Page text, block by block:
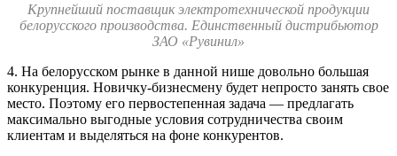
Крупнейший поставщик электротехнической продукции
белорусского производства. Единственный дистрибьютор
ЗАО «Рувинил»
4. На белорусском рынке в данной нише довольно большая
конкуренция. Новичку-бизнесмену будет непросто занять свое
место. Поэтому его первостепенная задача — предлагать
максимально выгодные условия сотрудничества своим
клиентам и выделяться на фоне конкурентов.